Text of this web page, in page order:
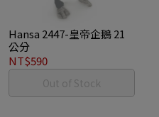
Hansa 2447-皇帝企鵝 21
公分
NT$590
Out of Stock